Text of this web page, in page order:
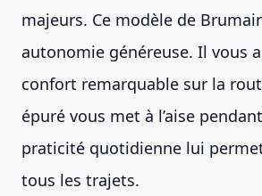
majeurs. Ce modèle de
autonomie généreuse. Il vous
confort remarquable sur la
épuré vous met à l’aise
praticité quotidienne lui permet
tous les trajets.